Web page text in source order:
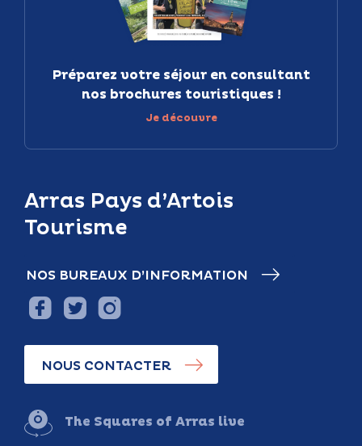
Arras Pays d’Artois
Tourisme
NOS BUREAUX D’INFORMATION
NOUS CONTACTER
The Squares of Arras live
Préparez votre séjour en consultant
nos brochures touristiques !
Je découvre